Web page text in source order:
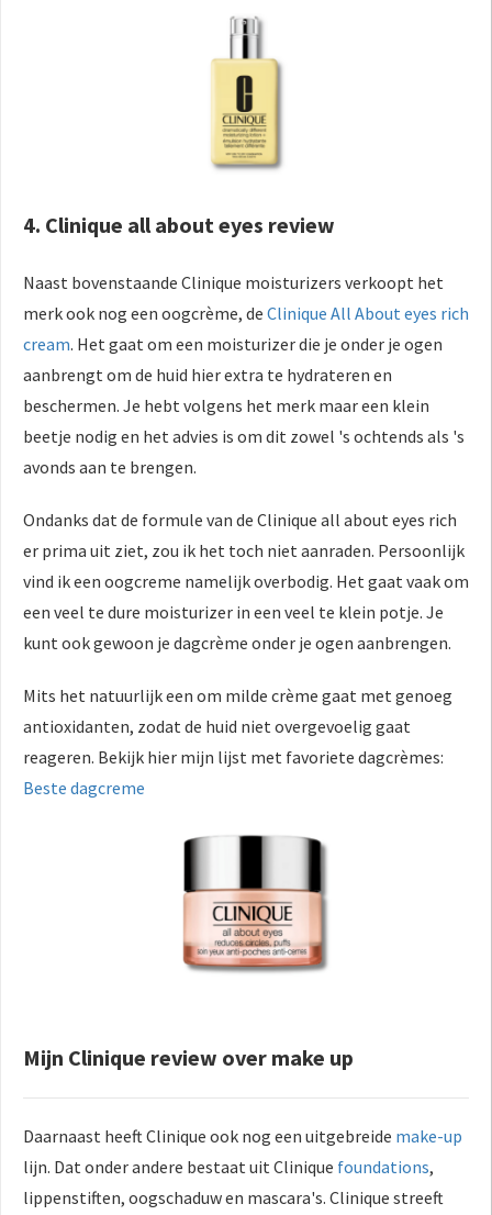
4. Clinique all about eyes review
Naast bovenstaande Clinique moisturizers verkoopt het
merk ook nog een oogcrème, de Clinique All About eyes rich
cream. Het gaat om een moisturizer die je onder je ogen
aanbrengt om de huid hier extra te hydrateren en
beschermen. Je hebt volgens het merk maar een klein
beetje nodig en het advies is om dit zowel 's ochtends als 's
avonds aan te brengen.
Ondanks dat de formule van de Clinique all about eyes rich
er prima uit ziet, zou ik het toch niet aanraden. Persoonlijk
vind ik een oogcreme namelijk overbodig. Het gaat vaak om
een veel te dure moisturizer in een veel te klein potje. Je
kunt ook gewoon je dagcrème onder je ogen aanbrengen.
Mits het natuurlijk een om milde crème gaat met genoeg
antioxidanten, zodat de huid niet overgevoelig gaat
reageren. Bekijk hier mijn lijst met favoriete dagcrèmes:
Beste dagcreme
Mijn Clinique review over make up
Daarnaast heeft Clinique ook nog een uitgebreide make-up
lijn. Dat onder andere bestaat uit Clinique foundations,
lippenstiften, oogschaduw en mascara's. Clinique streeft